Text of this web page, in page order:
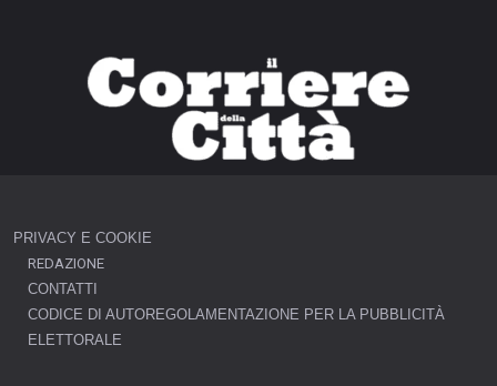
PRIVACY E COOKIE
REDAZIONE
CONTATTI
CODICE DI AUTOREGOLAMENTAZIONE PER LA PUBBLICITÀ
ELETTORALE